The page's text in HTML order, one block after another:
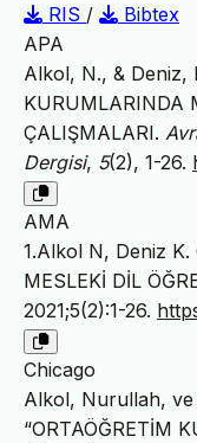
RIS /
Bibtex
APA
Alkol, N., & Deniz,
KURUMLARINDA
ÇALIŞMALARI.
Dergisi, 5(2), 1-26.
AMA
1.Alkol N, Deniz K.
MESLEKİ DİL
2021;5(2):1-26.
Chicago
Alkol, Nurullah, ve
“ORTAÖĞRETİM